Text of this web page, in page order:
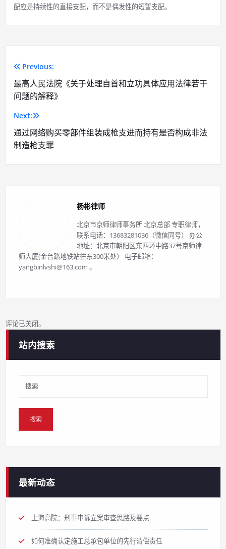
配应是持续性的直接支配，而不是偶发性的短暂支配。
文
章
导
航
Previous:
最高人民法院《关于处理自首和立功具体应用法律若干
问题的解释》
Next:
通过网络购买零部件组装成枪支进而持有是否构成非法
制造枪支罪
杨彬律师
北京市京师律师事务所 北京总部 专职律师，
联系电话：13683281036（微信同号） 办公
地址：北京市朝阳区东四环中路37号京师律
师大厦(金台路地铁站往东300米处） 电子邮箱：
yangbinlvshi@163.com 。
评论已关闭。
站内搜索
最新动态
上海高院：刑事申诉立案审查思路及要点
如何准确认定施工总承包单位的先行清偿责任